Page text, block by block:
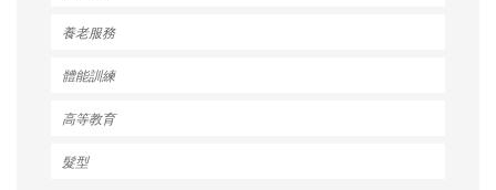
養老服務
體能訓練
高等教育
髮型